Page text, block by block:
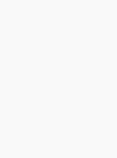
者、投资者和业内人士获取楼
、租房等真实透明的房源信
，提供新房、二手房、租房等